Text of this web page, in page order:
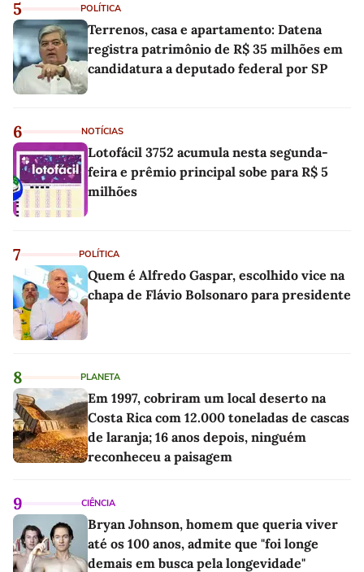
5 POLÍTICA
Terrenos, casa e apartamento: Datena
registra patrimônio de R$ 35 milhões em
candidatura a deputado federal por SP
6 NOTÍCIAS
Lotofácil 3752 acumula nesta segunda-
feira e prêmio principal sobe para R$ 5
milhões
7 POLÍTICA
Quem é Alfredo Gaspar, escolhido vice na
chapa de Flávio Bolsonaro para presidente
8 PLANETA
Em 1997, cobriram um local deserto na
Costa Rica com 12.000 toneladas de cascas
de laranja; 16 anos depois, ninguém
reconheceu a paisagem
9 CIÊNCIA
Bryan Johnson, homem que queria viver
até os 100 anos, admite que "foi longe
demais em busca pela longevidade"